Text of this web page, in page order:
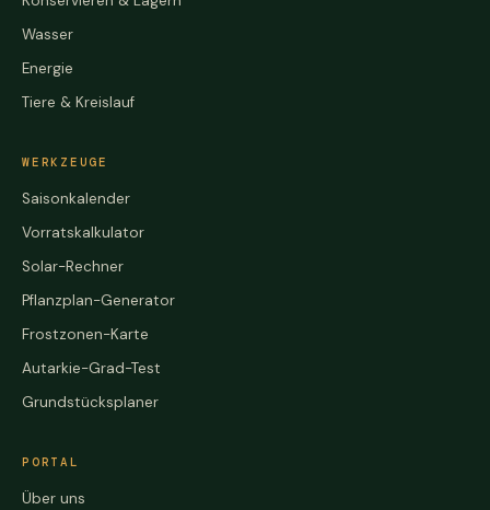
Wasser
Energie
Tiere & Kreislauf
WERKZEUGE
Saisonkalender
Vorratskalkulator
Solar-Rechner
Pflanzplan-Generator
Frostzonen-Karte
Autarkie-Grad-Test
Grundstücksplaner
PORTAL
Über uns